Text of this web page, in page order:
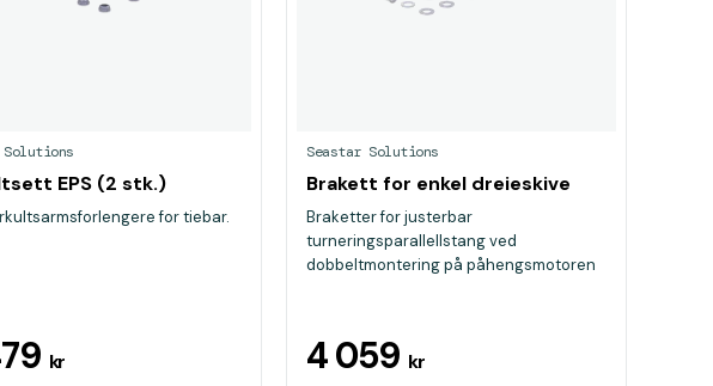
Solutions
EPS (2 stk.)
for tiebar.
kr
Seastar Solutions
Brakett for enkel dreieskive
Braketter for justerbar
turneringsparallellstang ved
dobbeltmontering på påhengsmotoren
4 059 kr